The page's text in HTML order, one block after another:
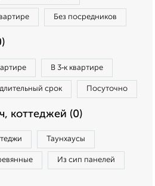
Без посредников
В 3‑к квартире
срок Посуточно
коттеджей (0)
Таунхаусы
Из сип панелей